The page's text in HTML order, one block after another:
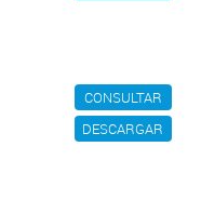
CONSULTAR
DESCARGAR